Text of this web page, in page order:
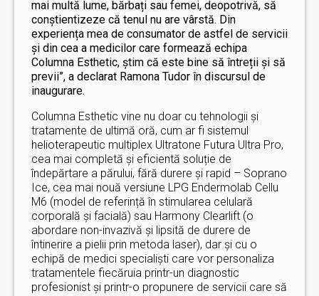
mai multă lume, bărbați sau femei, deopotrivă, să
conștientizeze că tenul nu are vârstă. Din
experiența mea de consumator de astfel de servicii
și din cea a medicilor care formează echipa
Columna Esthetic, știm că este bine să întreții și să
previi”, a declarat Ramona Tudor în discursul de
inaugurare.
Columna Esthetic vine nu doar cu tehnologii și
tratamente de ultimă oră, cum ar fi sistemul
helioterapeutic multiplex Ultratone Futura Ultra Pro,
cea mai completă și eficientă soluție de
îndepărtare a părului, fără durere și rapid – Soprano
Ice, cea mai nouă versiune LPG Endermolab Cellu
M6 (model de referință în stimularea celulară
corporală și facială) sau Harmony Clearlift (o
abordare non-invazivă și lipsită de durere de
întinerire a pielii prin metoda laser), dar și cu o
echipă de medici specialiști care vor personaliza
tratamentele fiecăruia printr-un diagnostic
profesionist și printr-o propunere de servicii care să